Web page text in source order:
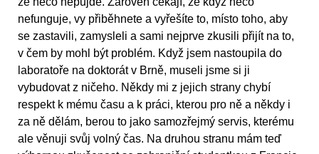
nefunguje, vy přiběhnete a vyřešíte to, místo toho, aby
se zastavili, zamysleli a sami nejprve zkusili přijít na to,
v čem by mohl být problém. Když jsem nastoupila do
laboratoře na doktorát v Brně, museli jsme si ji
vybudovat z ničeho. Někdy mi z jejich strany chybí
respekt k mému času a k práci, kterou pro ně a někdy i
za ně dělám, berou to jako samozřejmý servis, kterému
ale věnuji svůj volný čas. Na druhou stranu mám teď